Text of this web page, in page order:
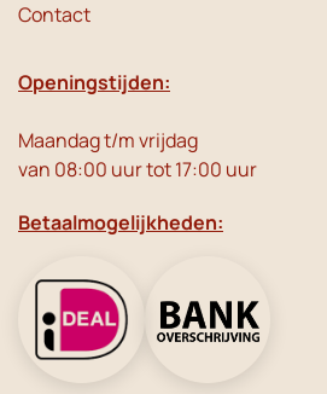
Contact
Openingstijden:
Maandag t/m vrijdag
van 08:00 uur tot 17:00 uur
Betaalmogelijkheden: